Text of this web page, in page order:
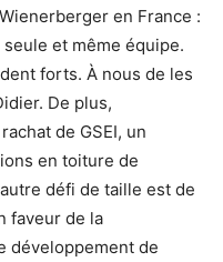
en France :
et même équipe.
forts. À nous de les
De plus,
de GSEI, un
en toiture de
défi de taille est de
faveur de la
développement de